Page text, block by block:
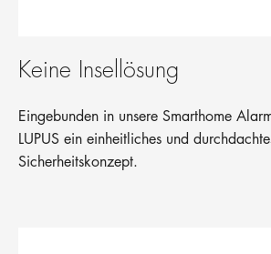
Keine Insellösung
Eingebunden in unsere Smarthome
LUPUS ein einheitliches und
Sicherheitskonzept.